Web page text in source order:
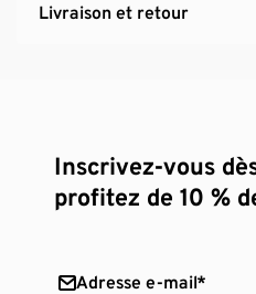
Livraison et retour
Inscrivez-vous
profitez de 10 %
Adresse e-mail*